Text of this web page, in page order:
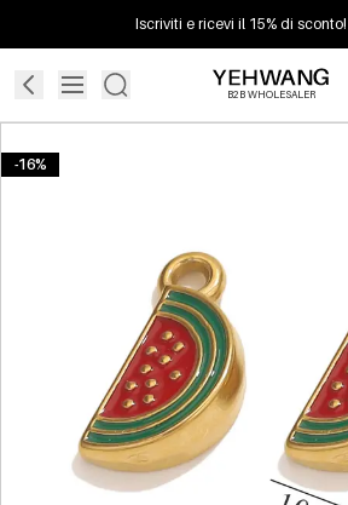
Iscriviti e ricevi il 15% di
B2B WHOLESALER
-16%